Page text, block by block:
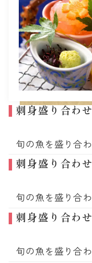
刺身盛り合わ
旬の魚を盛り合
刺身盛り合わせ
旬の魚を盛り合
刺身盛り合わせ
旬の魚を盛り合